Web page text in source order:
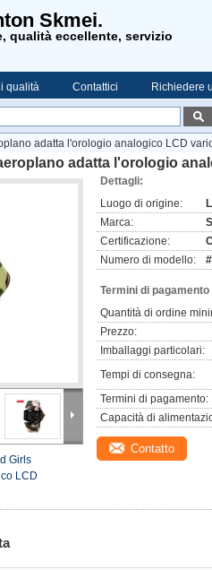
Skmei.
qualità eccellente, servizio
qualità Contattici Richiedere
adatta l'orologio analogico LCD
adatta l'orologio
Girls
LCD
Dettagli:
Luogo di origine:
Marca:
Certificazione:
Numero di modello:
Termini di
Quantità di ordine
Prezzo:
Imballaggi particolari:
Tempi di consegna:
Termini di pagamento:
Capacità di
Contatto